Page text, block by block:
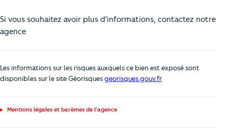
Si vous souhaitez avoir plus d'informations, contactez notre
agence
Les informations sur les risques auxquels ce bien est exposé sont
disponibles sur le site Géorisquesgeorisques.gouv.fr
Mentions légales et barèmes de l'agence